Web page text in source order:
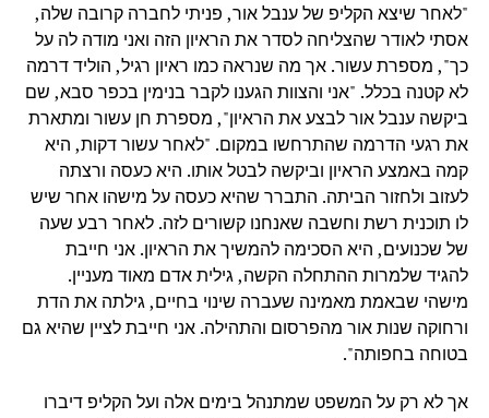
"לאחר שיצא הקליפ של ענבל אור, פניתי לחברה קרובה שלה,
אסתי לאודר שהצליחה לסדר את הראיון הזה ואני מודה לה על
כך", מספרת עשור. אך מה שנראה כמו ראיון רגיל, הוליד דרמה
לא קטנה בכלל. "אני והצוות הגענו לקבר בנימין בכפר סבא, שם
ביקשה ענבל אור לבצע את הראיון", מספרת חן עשור ומתארת
את רגעי הדרמה שהתרחשו במקום. "לאחר עשור דקות, היא
קמה באמצע הראיון וביקשה לבטל אותו. היא כעסה ורצתה
לעזוב ולחזור הביתה. התברר שהיא כעסה על מישהו אחר שיש
לו תוכנית רשת וחשבה שאנחנו קשורים לזה. לאחר רבע שעה
של שכנועים, היא הסכימה להמשיך את הראיון. אני חייבת
להגיד שלמרות ההתחלה הקשה, גילית אדם מאוד מעניין.
מישהי שבאמת מאמינה שעברה שינוי בחיים, גילתה את הדת
ורחוקה שנות אור מהפרסום והתהילה. אני חייבת לציין שהיא גם
בטוחה בחפותה".
אך לא רק על המשפט שמתנהל בימים אלה ועל הקליפ דיברו